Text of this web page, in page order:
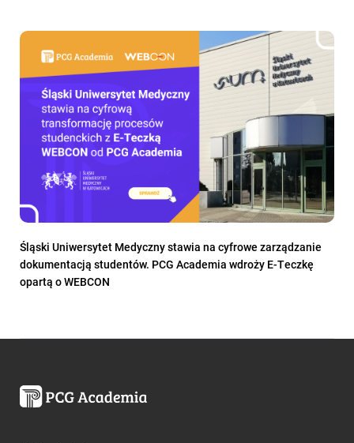
Śląski Uniwersytet Medyczny stawia na cyfrowe zarządzanie
dokumentacją studentów. PCG Academia wdroży E-Teczkę
opartą o WEBCON